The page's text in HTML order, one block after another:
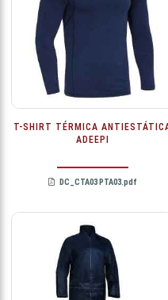
T-SHIRT TÉRMICA
ADEEPI
DC_CTA03 PTA03.pdf